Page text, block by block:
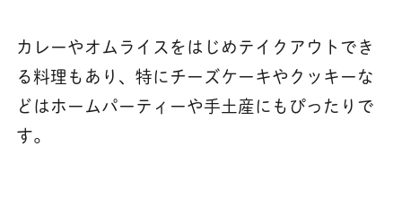
カレーやオムライスをはじめテイクアウトでき
る料理もあり、特にチーズケーキやクッキーな
どはホームパーティーや手土産にもぴったりで
す。